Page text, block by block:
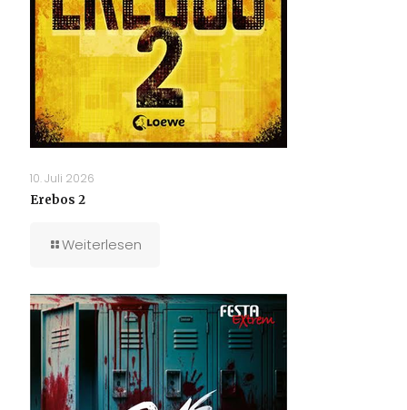
10. Juli 2026
Erebos 2
Weiterlesen